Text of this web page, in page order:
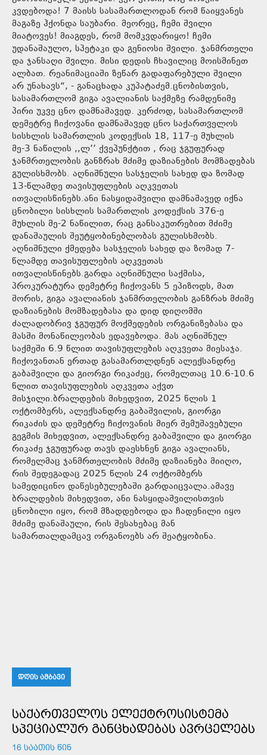
კვდებოდა! 7 მაისს სასამართლოდან რომ წაიყვანეს
მაგაზე ჰქონდა საუბარი. მეორეც, ჩემი შვილი
მიატოვეს! მიაგდეს, რომ მომკვდარიყო! ჩემი
უდანაშაულო, სპეტაკი და გენიოსი შვილი. ჯანმრთელი
და ჯანსაღი შვილი. მისი დედის ჩხავილიც მოისმინეთ
ალბათ. რეანიმაციაში ზეწარ გადაფარებული შვილი
არ უნახავს“, - განაცხადა კუპატაძემ.ცნობისთვის,
სასამართლომ გიგა ავალიანის საქმეზე რამდენიმე
პირი უკვე ცნო დამნაშავედ. კერძოდ, სასამართლომ
დემეტრე ჩიქოვანი დამნაშავედ ცნო საქართველოს
სისხლის სამართლის კოდექსის 18, 117-ე მუხლის
მე-3 ნაწილის ,,ლ’’ ქვეპუნქტით , რაც ჯგუფურად
ჯანმრთელობის განზრახ მძიმე დაზიანების მომზადებას
გულისხმობს. აღნიშნული სასჯელის სახედ და ზომად
13-წლამდე თავისუფლების აღკვეთას
ითვალისწინებს.ანი ნასყიდაშვილი დამნაშავედ იქნა
ცნობილი სისხლის სამართლის კოდექსის 376-ე
მუხლის მე-2 ნაწილით, რაც განსაკუთრებით მძიმე
დანაშაულის შეუტყობინებლობას გულისხმობს.
აღნიშნული ქმედება სასჯელის სახედ და ზომად 7-
წლამდე თავისუფლების აღკვეთას
ითვალისწინებს.გარდა აღნიშნული საქმისა,
პროკურატურა დემეტრე ჩიქოვანს 5 ეპიზოდს, მათ
შორის, გიგა ავალიანის ჯანმრთელობის განზრახ მძიმე
დაზიანების მომზადებასა და დიდ დიღომში
ძალადობრივ ჯგუფურ მოქმედების ორგანიზებასა და
მასში მონაწილეობას ედავებოდა. მას აღნიშნულ
საქმეში 6.9 წლით თავისუფლების აღკვეთა მიესაჯა.
ჩიქოვანთან ერთად გასამართლდნენ ალექსანდრე
გაბაშვილი და გიორგი რიკაძეც, რომელთაც 10.6-10.6
წლით თავისუფლების აღკვეთა აქვთ
მისჯილი.ბრალდების მიხედვით, 2025 წლის 1
ოქტომბერს, ალექსანდრე გაბაშვილის, გიორგი
რიკაძის და დემეტრე ჩიქოვანის მიერ შემუშავებული
გეგმის მიხედვით, ალექსანდრე გაბაშვილი და გიორგი
რიკაძე ჯგუფურად თავს დაესხნენ გიგა ავალიანს,
რომელმაც ჯანმრთელობის მძიმე დაზიანება მიიღო,
რის შედეგადაც 2025 წლის 24 ოქტომბერს
სამედიცინო დაწესებულებაში გარდაიცვალა.ამავე
ბრალდების მიხედვით, ანი ნასყიდაშვილისთვის
ცნობილი იყო, რომ მზადდებოდა და ჩადენილი იყო
მძიმე დანაშაული, რის შესახებაც მან
სამართალდამცავ ორგანოებს არ შეატყობინა.
ᲓᲦᲘᲡ ᲐᲛᲑᲐᲕᲘ
ᲡᲐᲥᲐᲠᲗᲕᲔᲚᲝᲡ ᲔᲚᲔᲥᲢᲠᲝᲡᲘᲡᲢᲔᲛᲐ
ᲡᲞᲔᲪᲘᲐᲚᲣᲠ ᲒᲐᲜᲪᲮᲐᲓᲔᲑᲐᲡ ᲐᲕᲠᲪᲔᲚᲔᲑᲡ
16 ᲡᲐᲐᲗᲘᲡ ᲬᲘᲜ